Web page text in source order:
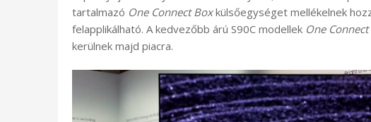
tartalmazó One Connect Boxkülsőegységet mellékelnek
felapplikálható. A kedvezőbb árú S90C modellek One
kerülnek majd piacra.